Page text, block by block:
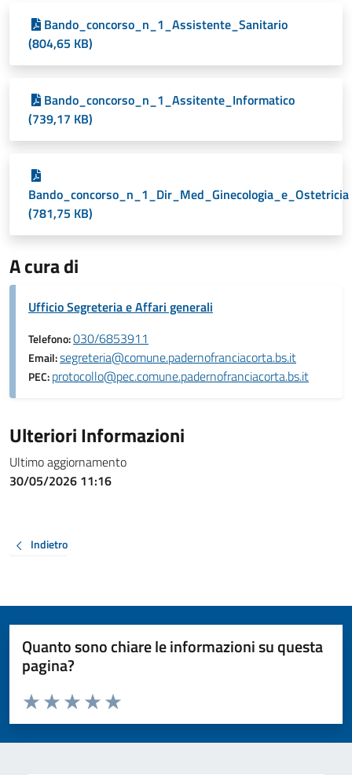
Bando_concorso_n_1_Assistente_Sanitario
(804,65 KB)
Bando_concorso_n_1_Assitente_Informatico
(739,17 KB)
Bando_concorso_n_1_Dir_Med_Ginecologia_e_Ostetricia
(781,75 KB)
A cura di
Ufficio Segreteria e Affari generali
Telefono:030/6853911
Email:segreteria@comune.padernofranciacorta.bs.it
PEC:protocollo@pec.comune.padernofranciacorta.bs.it
Ulteriori Informazioni
Ultimo aggiornamento
30/05/2026 11:16
Indietro
Quanto sono chiare le informazioni su questa
pagina?
Valuta da 1 a 5 stelle la pagina
Valuta 5 stelle su 5
Valuta 4 stelle su 5
Valuta 3 stelle su 5
Valuta 2 stelle su 5
Valuta 1 stelle su 5